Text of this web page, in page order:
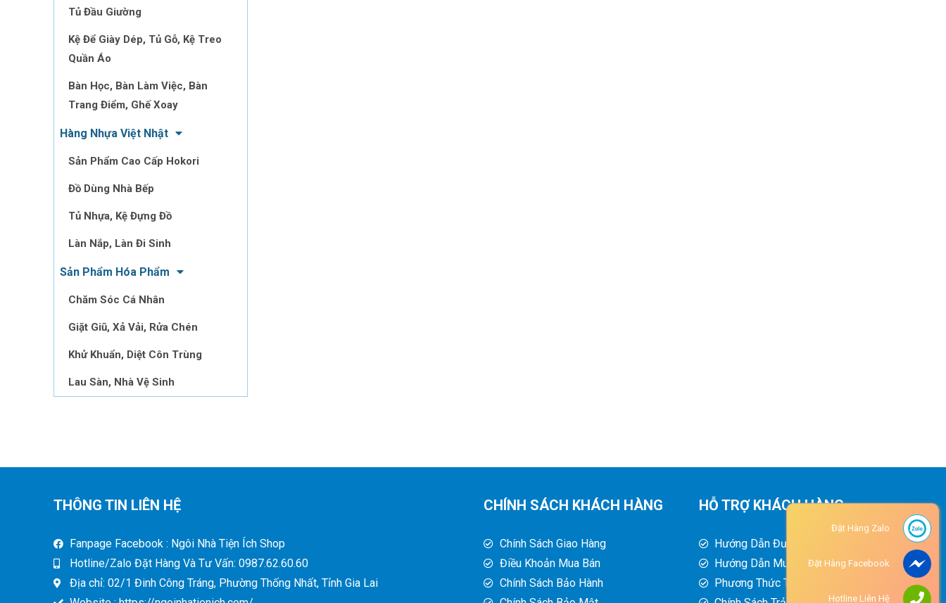
Tủ Đầu Giường
Kệ Để Giày Dép, Tủ Gỗ, Kệ Treo
Quần Áo
Bàn Học, Bàn Làm Việc, Bàn
Trang Điểm, Ghế Xoay
Hàng Nhựa Việt Nhật
Sản Phẩm Cao Cấp Hokori
Đồ Dùng Nhà Bếp
Tủ Nhựa, Kệ Đựng Đồ
Làn Nắp, Làn Đi Sinh
Sản Phẩm Hóa Phẩm
Chăm Sóc Cá Nhân
Giặt Giũ, Xả Vải, Rửa Chén
Khử Khuẩn, Diệt Côn Trùng
Lau Sàn, Nhà Vệ Sinh
THÔNG TIN LIÊN HỆ
Fanpage Facebook : Ngôi Nhà Tiện Ích Shop
Hotline/Zalo Đặt Hàng Và Tư Vấn: 0987.62.60.60
Địa chỉ: 02/1 Đinh Công Tráng, Phường Thống Nhất, Tỉnh Gia Lai
CHÍNH SÁCH KHÁCH HÀNG
Chính Sách Giao Hàng
Điều Khoản Mua Bán
Chính Sách Bảo Hành
HỖ TRỢ KHÁCH HÀNG
Hướng Dẫn Đường Đi
Hướng Dẫn Mua Hàng
Phương Thức Thanh Toán
Đặt Hàng Zalo
Đặt Hàng Facebook
Hotline Liên Hệ